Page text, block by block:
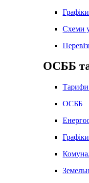
Схеми
ОСББ
ОСББ